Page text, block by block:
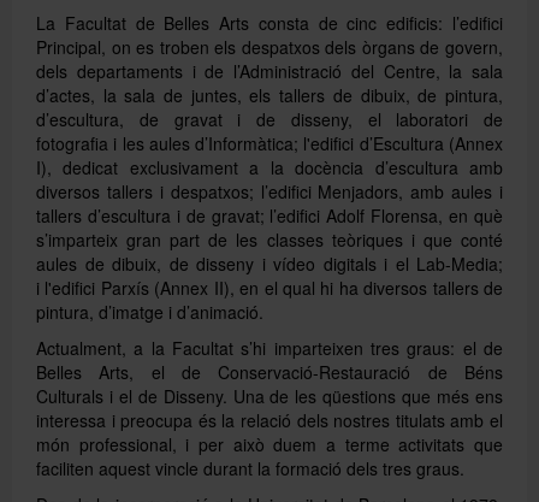
Directori
Español
English
La Facultat de Belles Arts consta de cinc edificis: l’edifici
Principal, on es troben els despatxos dels òrgans de govern,
dels departaments i de l’Administració del Centre, la sala
d’actes, la sala de juntes, els tallers de dibuix, de pintura,
d’escultura, de gravat i de disseny, el laboratori de
fotografia i les aules d’Informàtica; l'edifici d’Escultura (Annex
I), dedicat exclusivament a la docència d’escultura amb
diversos tallers i despatxos; l’edifici Menjadors, amb aules i
tallers d’escultura i de gravat; l’edifici Adolf Florensa, en què
s’imparteix gran part de les classes teòriques i que conté
aules de dibuix, de disseny i vídeo digitals i el Lab-Media;
i l'edifici Parxís (Annex II), en el qual hi ha diversos tallers de
pintura, d’imatge i d’animació.
Actualment, a la Facultat s’hi imparteixen tres graus: el de
Belles Arts, el de Conservació-Restauració de Béns
Culturals i el de Disseny. Una de les qüestions que més ens
interessa i preocupa és la relació dels nostres titulats amb el
món professional, i per això duem a terme activitats que
faciliten aquest vincle durant la formació dels tres graus.